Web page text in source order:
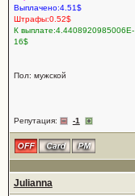
Выплачено:4.51$
Штрафы:0.52$
К выплате:4.4408920985006E-
16$
Пол: мужской
Репутация: -1
Julianna